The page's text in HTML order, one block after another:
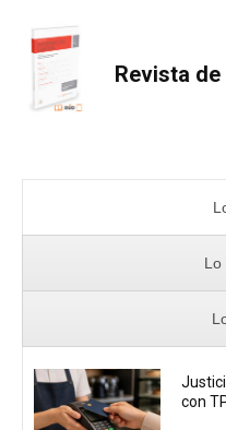
Revista
Lo
con